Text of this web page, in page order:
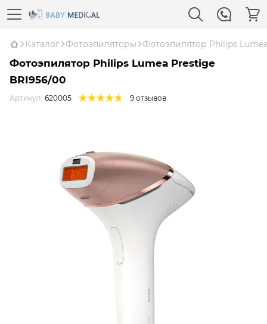
Каталог Фотоэпиляторы Фотоэпилятор Philips
Фотоэпилятор Philips Lumea Prestige
BRI956/00
Артикул: 620005 9 отзывов